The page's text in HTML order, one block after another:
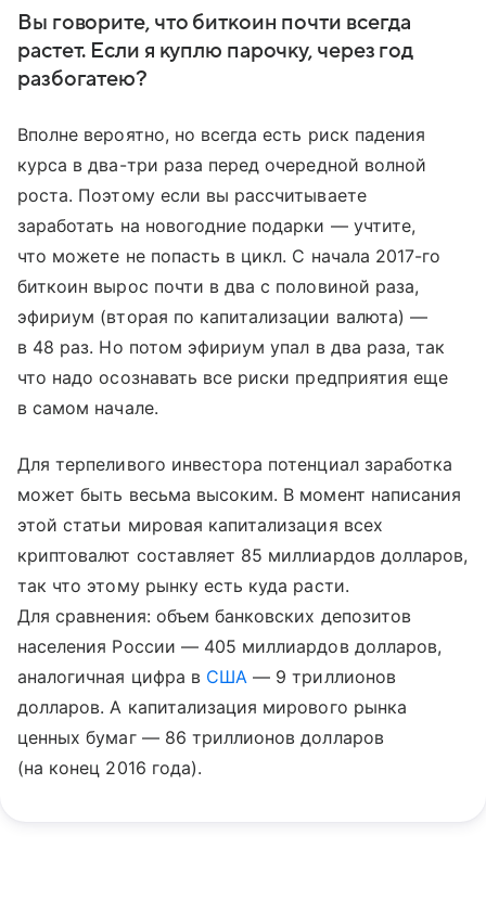
Вы говорите, что биткоин почти всегда
растет. Если я куплю парочку, через год
разбогатею?
Вполне вероятно, но всегда есть риск падения
курса в два-три раза перед очередной волной
роста. Поэтому если вы рассчитываете
заработать на новогодние подарки — учтите,
что можете не попасть в цикл. С начала 2017-го
биткоин вырос почти в два с половиной раза,
эфириум (вторая по капитализации валюта) —
в 48 раз. Но потом эфириум упал в два раза, так
что надо осознавать все риски предприятия еще
в самом начале.
Для терпеливого инвестора потенциал заработка
может быть весьма высоким. В момент написания
этой статьи мировая капитализация всех
криптовалют составляет 85 миллиардов долларов,
так что этому рынку есть куда расти.
Для сравнения: объем банковских депозитов
населения России — 405 миллиардов долларов,
аналогичная цифра в США — 9 триллионов
долларов. А капитализация мирового рынка
ценных бумаг — 86 триллионов долларов
(на конец 2016 года).